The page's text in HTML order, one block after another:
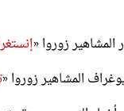
زوروا «
المشاهير زوروا «